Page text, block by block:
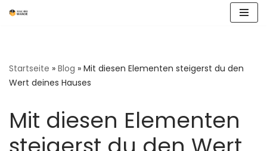
Startseite » Blog » Mit diesen Elementen steigerst du den
Wert deines Hauses
Mit diesen Elementen